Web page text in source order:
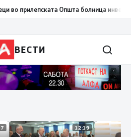
прилепската Општа болница
ВЕСТИ
12:19